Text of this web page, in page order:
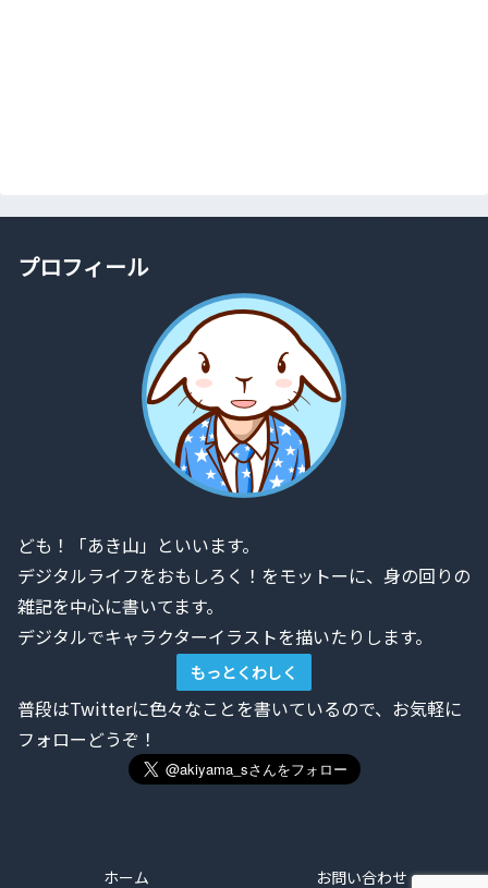
プロフィール
ども！「あき山」といいます。
デジタルライフをおもしろく！をモットーに、身の回りの
雑記を中心に書いてます。
デジタルでキャラクターイラストを描いたりします。
もっとくわしく
普段はTwitterに色々なことを書いているので、お気軽に
フォローどうぞ！
ホーム お問い合わせ